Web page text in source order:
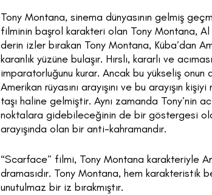
Tony Montana, sinema dünyasının gelmiş
filminin başrol karakteri olan Tony Montana, Al
derin izler bırakan Tony Montana, Küba’dan
karanlık yüzüne bulaşır. Hırslı, kararlı ve
imparatorluğunu kurar. Ancak bu yükseliş onun
Amerikan rüyasını arayışını ve bu arayışın
taşı haline gelmiştir. Aynı zamanda Tony’nin
noktalara gidebileceğinin de bir göstergesi
arayışında olan bir anti-kahramandır.
“Scarface” filmi, Tony Montana karakteriyle
dramasıdır. Tony Montana, hem
unutulmaz bir iz bırakmıştır.